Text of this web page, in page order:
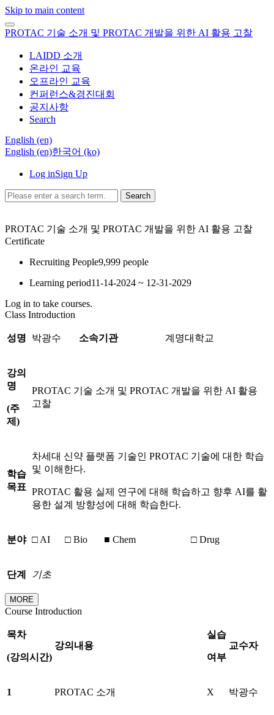
Skip to main content
PROTAC 기술 소개 및 PROTAC 개발을 위한 AI 활용 고찰
LAIDD 소개
온라인 교육
오프라인 교육
컨퍼런스&경진대회
공지사항
Search
English ‎(en)‎
English ‎(en)‎한국어 ‎(ko)‎
Log inSign Up
Search
PROTAC 기술 소개 및 PROTAC 개발을 위한 AI 활용 고찰
Certificate
Recruiting People9,999 people
Learning period11-14-2024 ~ 12-31-2029
Log in to take courses.
Class Introduction
성명 박광수 소속기관 계명대학교
강의
명
(주
제 )
PROTAC 기술 소개 및 PROTAC 개발을 위한 AI 활용
고찰
학습
목표
차세대 신약 플랫폼 기술인 PROTAC 기술에 대한 학습
및 이해한다.
PROTAC 활용 실제 연구에 대해 학습하고 향후 AI를 활
용한 설계 방향성에 대해 학습한다.
분야 □ AI □ Bio ■ Chem □ Drug
단계 기초
MORE
Course Introduction
목차
(강의시간)
강의내용
실습
여부
교수자
1 PROTAC 소개 X 박광수